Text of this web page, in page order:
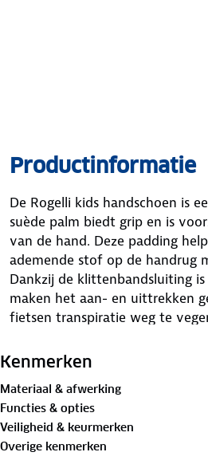
Productinformatie
De Rogelli kids handschoen is
suède palm biedt grip en is
van de hand. Deze padding
ademende stof op de handrug
Dankzij de klittenbandsluiting
maken het aan- en uittrekken
fietsen transpiratie weg te
Kenmerken
Materiaal & afwerking
Functies & opties
Veiligheid & keurmerken
Overige kenmerken